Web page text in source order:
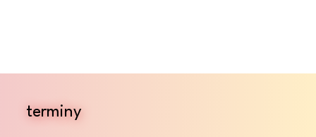
terminy